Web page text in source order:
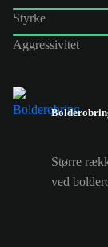
Styrke
Aggressivitet
Større
ved